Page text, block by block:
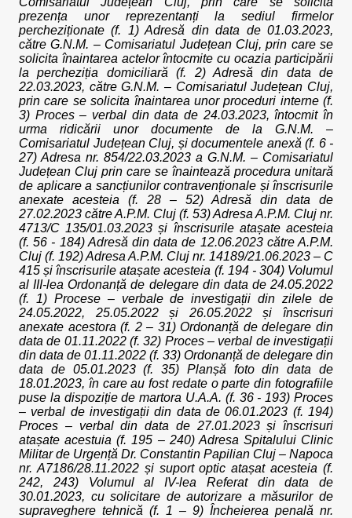
prezența unor reprezentanți la sediul firmelor
percheziționate (f. 1) Adresă din data de 01.03.2023,
către G.N.M. – Comisariatul Județean Cluj, prin care se
solicita înaintarea actelor întocmite cu ocazia participării
la percheziția domiciliară (f. 2) Adresă din data de
22.03.2023, către G.N.M. – Comisariatul Județean Cluj,
prin care se solicita înaintarea unor proceduri interne (f.
3) Proces – verbal din data de 24.03.2023, întocmit în
urma ridicării unor documente de la G.N.M. –
Comisariatul Județean Cluj, și documentele anexă (f. 6 -
27) Adresa nr. 854/22.03.2023 a G.N.M. – Comisariatul
Județean Cluj prin care se înaintează procedura unitară
de aplicare a sancțiunilor contravenționale și înscrisurile
anexate acesteia (f. 28 – 52) Adresă din data de
27.02.2023 către A.P.M. Cluj (f. 53) Adresa A.P.M. Cluj nr.
4713/C 135/01.03.2023 și înscrisurile atașate acesteia
(f. 56 - 184) Adresă din data de 12.06.2023 către A.P.M.
Cluj (f. 192) Adresa A.P.M. Cluj nr. 14189/21.06.2023 – C
415 și înscrisurile atașate acesteia (f. 194 - 304) Volumul
al III-lea Ordonanță de delegare din data de 24.05.2022
(f. 1) Procese – verbale de investigații din zilele de
24.05.2022, 25.05.2022 și 26.05.2022 și înscrisuri
anexate acestora (f. 2 – 31) Ordonanță de delegare din
data de 01.11.2022 (f. 32) Proces – verbal de investigații
din data de 01.11.2022 (f. 33) Ordonanță de delegare din
data de 05.01.2023 (f. 35) Planșă foto din data de
18.01.2023, în care au fost redate o parte din fotografiile
puse la dispoziție de martora U.A.A. (f. 36 - 193) Proces
– verbal de investigații din data de 06.01.2023 (f. 194)
Proces – verbal din data de 27.01.2023 și înscrisuri
atașate acestuia (f. 195 – 240) Adresa Spitalului Clinic
Militar de Urgență Dr. Constantin Papilian Cluj – Napoca
nr. A7186/28.11.2022 și suport optic atașat acesteia (f.
242, 243) Volumul al IV-lea Referat din data de
30.01.2023, cu solicitare de autorizare a măsurilor de
supraveghere tehnică (f. 1 – 9) Încheierea penală nr.